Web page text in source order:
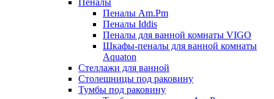
Пеналы
Пеналы Am.Pm
Пеналы Iddis
Пеналы для ванной комнаты VIGO
Шкафы-пеналы для ванной комнаты
Aquaton
Стеллажи для ванной
Столешницы под раковину
Тумбы под раковину